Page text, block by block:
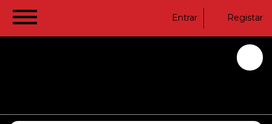
Entrar Registar